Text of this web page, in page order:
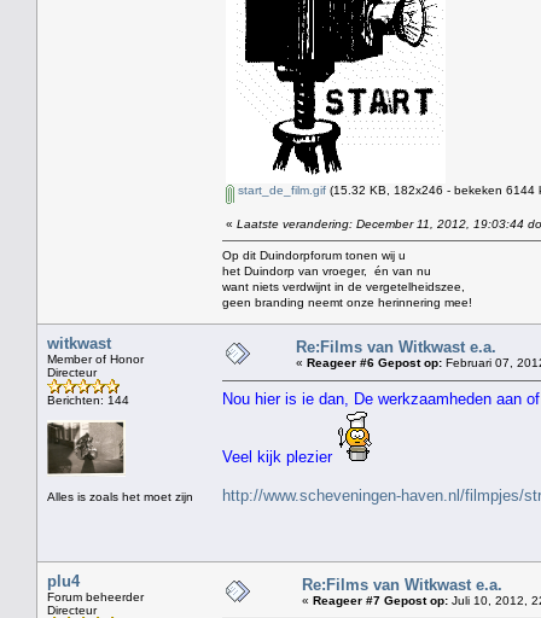
start_de_film.gif (15.32 KB, 182x246 - bekeken 6144
« Laatste verandering: December 11, 2012, 19:03:44
Op dit Duindorpforum tonen wij u
het Duindorp van vroeger, én van nu
want niets verdwijnt in de vergetelheidszee,
geen branding neemt onze herinnering mee!
witkwast
Member of Honor
Directeur
Berichten: 144
Alles is zoals het moet zijn
Re:Films van Witkwast e.a.
« Reageer #6 Gepost op: Februari 07,
Nou hier is ie dan, De werkzaamheden aan
Veel kijk plezier
http://www.scheveningen-haven.nl/filmpjes/
plu4
Forum beheerder
Directeur
Re:Films van Witkwast e.a.
« Reageer #7 Gepost op: Juli 10, 2012,